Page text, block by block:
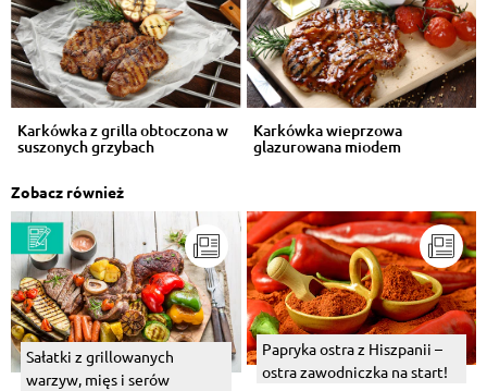
Karkówka z grilla obtoczona w
suszonych grzybach
Karkówka wieprzowa
glazurowana miodem
Zobacz również
Sałatki z grillowanych
warzyw, mięs i serów
Papryka ostra z Hiszpanii –
ostra zawodniczka na start!